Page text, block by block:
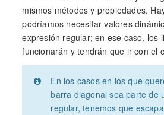
mismos métodos y propiedades.
podríamos necesitar valores
expresión regular; en ese caso, los
funcionarán y tendrán que ir con el
En los casos en los que
barra diagonal sea parte de
regular, tenemos que